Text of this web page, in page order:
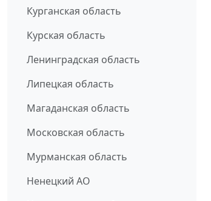
Курганская область
Курская область
Ленинградская область
Липецкая область
Магаданская область
Московская область
Мурманская область
Ненецкий АО